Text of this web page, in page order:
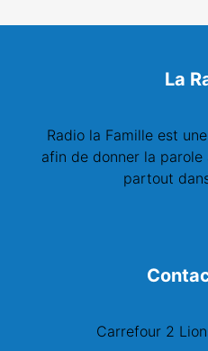
La
Radio la Famille est
afin de donner la
partout
Carrefour 2